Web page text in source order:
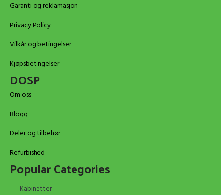
Garanti og reklamasjon
Privacy Policy
Vilkår og betingelser
Kjøpsbetingelser
DOSP
Om oss
Blogg
Deler og tilbehør
Refurbished
Popular Categories
Kabinetter